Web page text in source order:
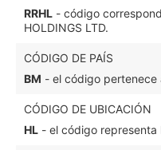
RRHL - código
HOLDINGS LTD.
CÓDIGO DE PAÍS
BM - el código pertenece
CÓDIGO DE UBICACIÓN
HL - el código representa